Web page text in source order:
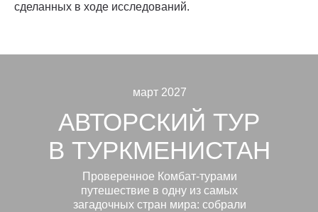
сделанных в ходе исследований.
АВТОРСКИЙ ТУР
В ТУРКМЕНИСТАН
Проверенное Комбат-турами
путешествие в одну из самых
загадочных стран мира: собрали
март 2027